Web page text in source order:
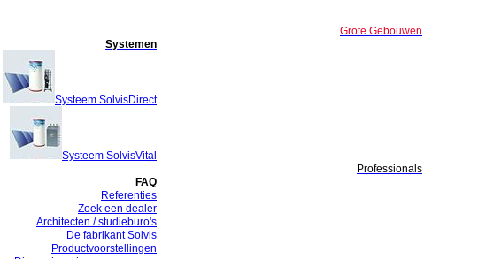
Grote Gebouwen
Systemen
Systeem SolvisDirect
Systeem SolvisVital
Professionals
FAQ
Referenties
Zoek een dealer
Architecten / studieburo's
De fabrikant Solvis
Productvoorstellingen